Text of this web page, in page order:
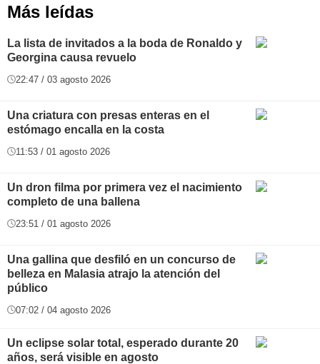
Más leídas
La lista de invitados a la boda de Ronaldo y
Georgina causa revuelo
22:47 / 03 agosto 2026
Una criatura con presas enteras en el
estómago encalla en la costa
11:53 / 01 agosto 2026
Un dron filma por primera vez el nacimiento
completo de una ballena
23:51 / 01 agosto 2026
Una gallina que desfiló en un concurso de
belleza en Malasia atrajo la atención del
público
07:02 / 04 agosto 2026
Un eclipse solar total, esperado durante 20
años, será visible en agosto